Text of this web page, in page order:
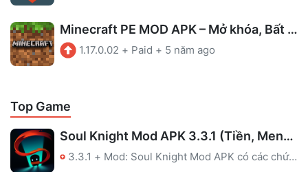
Minecraft PE MOD APK – Mở khóa, Bất tử
1.17.0.02 + Paid + 5 năm ago
Top Game
Soul Knight Mod APK 3.3.1 (Tiền, Menu, Bất Tử, Mana, Hồi Chiêu)
3.3.1 + Mod: Soul Knight Mod APK có các chức năng thú vị sau: Tiền, Menu, Bất Tử, Mana, Hồi Chiêu. Tha hồ khám phá và giải trí vô tận.